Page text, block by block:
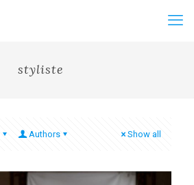
styliste
Authors Show all